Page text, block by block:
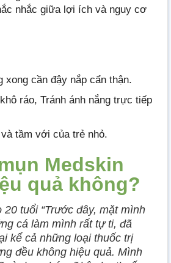
nhắc giữa lợi ích và nguy cơ
xong cần đậy nắp cẩn thận.
ráo, Tránh ánh nắng trực tiếp
tầm với của trẻ nhỏ.
Medskin
quả không?
tuổi “Trước đây, mặt mình
cá làm mình rất tự ti, đã
kể cả những loại thuốc trị
đều không hiệu quả. Mình